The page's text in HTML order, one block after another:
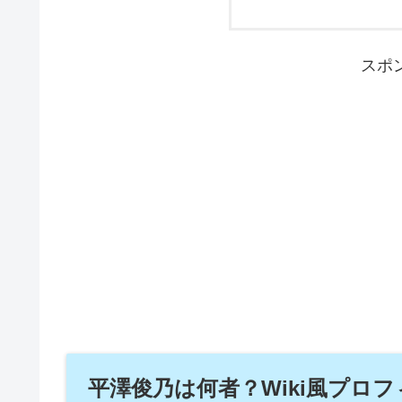
スポ
平澤俊乃は何者？Wiki風プロフ